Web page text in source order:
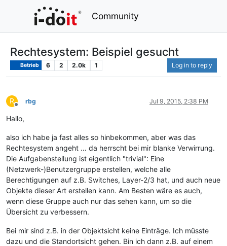
Community
Rechtesystem: Beispiel gesucht
Betrieb 6 2 2.0k 1 Log in to reply
R
Offline
rbg Jul 9, 2015, 2:38 PM
Hallo,
also ich habe ja fast alles so hinbekommen, aber was das
Rechtesystem angeht … da herrscht bei mir blanke Verwirrung.
Die Aufgabenstellung ist eigentlich "trivial": Eine
(Netzwerk-)Benutzergruppe erstellen, welche alle
Berechtigungen auf z.B. Switches, Layer-2/3 hat, und auch neue
Objekte dieser Art erstellen kann. Am Besten wäre es auch,
wenn diese Gruppe auch nur das sehen kann, um so die
Übersicht zu verbessern.
Bei mir sind z.B. in der Objektsicht keine Einträge. Ich müsste
dazu und die Standortsicht gehen. Bin ich dann z.B. auf einem